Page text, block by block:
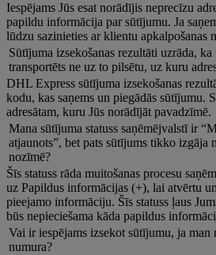
Iespējams Jūs esat norādījis neprecīzu
papildu informācija par sūtījumu. Ja
lūdzu sazinieties ar klientu apkalpošanas
Sūtījuma izsekošanas rezultāti uzrāda,
transportēts ne uz to pilsētu, uz kuru
DHL Express sūtījuma izsekošanas
kodu, kas saņems un piegādās sūtījumu.
adresātam, kuru Jūs norādījāt pavadzīmē.
Mana sūtījuma statuss saņēmējvalstī ir
atjaunots”, bet pats sūtījums tikko izgāja
nozīmē?
Šīs statuss rāda muitošanas procesu
uz Papildus informācijas (+), lai atvērtu
pieejamo informāciju. Šīs statuss ļaus
būs nepieciešama kāda papildus
Vai ir iespējams izsekot sūtījumu, ja man
numura?